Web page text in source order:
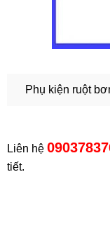
Phụ kiện ruột
Liên hệ
tiết.